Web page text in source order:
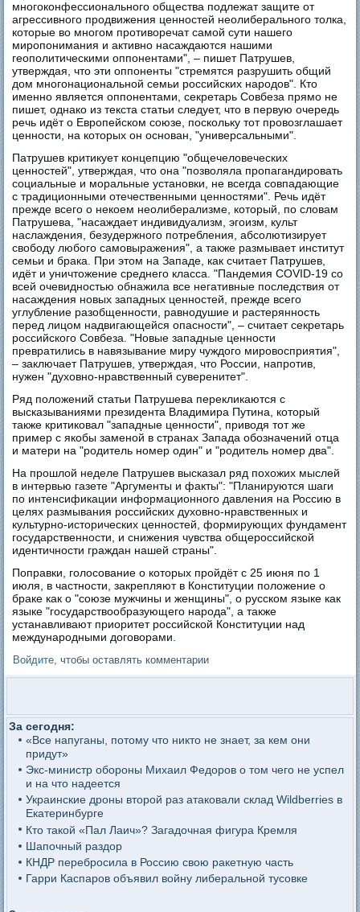
многоконфессионального общества подлежат защите от
агрессивного продвижения ценностей неолиберального толка,
которые во многом противоречат самой сути нашего
миропонимания и активно насаждаются нашими
геополитическими оппонентами", – пишет Патрушев,
утверждая, что эти оппоненты "стремятся разрушить общий
дом многонациональной семьи российских народов". Кто
именно является оппонентами, секретарь Совбеза прямо не
пишет, однако из текста статьи следует, что в первую очередь
речь идёт о Европейском союзе, поскольку тот провозглашает
ценности, на которых он основан, "универсальными".
Патрушев критикует концепцию "общечеловеческих
ценностей", утверждая, что она "позволяла пропагандировать
социальные и моральные установки, не всегда совпадающие
с традиционными отечественными ценностями". Речь идёт
прежде всего о некоем неолиберализме, который, по словам
Патрушева, "насаждает индивидуализм, эгоизм, культ
наслаждения, безудержного потребления, абсолютизирует
свободу любого самовыражения", а также размывает институт
семьи и брака. При этом на Западе, как считает Патрушев,
идёт и уничтожение среднего класса. "Пандемия COVID-19 со
всей очевидностью обнажила все негативные последствия от
насаждения новых западных ценностей, прежде всего
углубление разобщенности, равнодушие и растерянность
перед лицом надвигающейся опасности", – считает секретарь
российского Совбеза. "Новые западные ценности
превратились в навязывание миру чуждого мировосприятия",
– заключает Патрушев, утверждая, что России, напротив,
нужен "духовно-нравственный суверенитет".
Ряд положений статьи Патрушева перекликаются с
высказываниями президента Владимира Путина, который
также критиковал "западные ценности", приводя тот же
пример с якобы заменой в странах Запада обозначений отца
и матери на "родитель номер один" и "родитель номер два".
На прошлой неделе Патрушев высказал ряд похожих мыслей
в интервью газете "Аргументы и факты": "Планируются шаги
по интенсификации информационного давления на Россию в
целях размывания российских духовно-нравственных и
культурно-исторических ценностей, формирующих фундамент
­государственно­сти, и снижения чувства обще­российской
идентичности граждан нашей страны".
Поправки, голосование о которых пройдёт с 25 июня по 1
июля, в частности, закрепляют в Конституции положение о
браке как о "союзе мужчины и женщины", о русском языке как
языке "государствообразующего народа", а также
устанавливают приоритет российской Конституции над
международными договорами.
Войдите , чтобы оставлять комментарии
За сегодня:
«Все напуганы, потому что никто не знает, за кем они
придут»
Экс-министр обороны Михаил Федоров о том чего не успел
и на что надеется
Украинские дроны второй раз атаковали склад Wildberries в
Екатеринбурге
Кто такой «Пал Лаич»? Загадочная фигура Кремля
Шапочный раздор
КНДР перебросила в Россию свою ракетную часть
Гарри Каспаров объявил войну либеральной тусовке